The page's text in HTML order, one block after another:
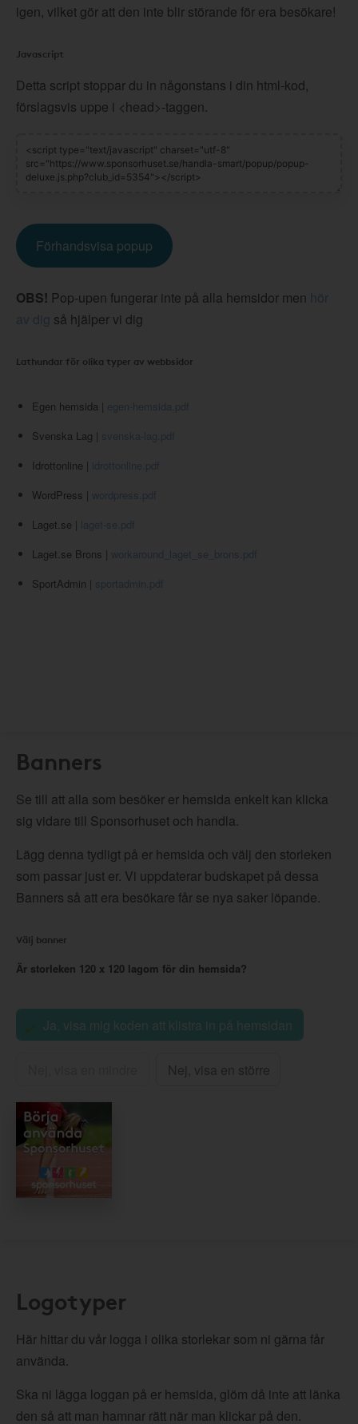
igen, vilket gör att den inte blir störande för era besökare!
Javascript
Detta script stoppar du in någonstans i din html-kod,
förslagsvis uppe i <head>-taggen.
Förhandsvisa popup
OBS! Pop-upen fungerar inte på alla hemsidor men
hör
av dig så hjälper vi dig
Lathundar för olika typer av webbsidor
Egen hemsida |
egen-hemsida.pdf
Svenska Lag |
svenska-lag.pdf
Idrottonline | idrottonline.pdf
WordPress | wordpress.pdf
Laget.se |
laget-se.pdf
Laget.se Brons | workaround_laget_se_brons.pdf
SportAdmin |
sportadmin.pdf
Banners
Se till att alla som besöker er hemsida enkelt kan klicka
sig vidare till Sponsorhuset och handla.
Lägg denna tydligt på er hemsida och välj den storleken
som passar just er. Vi uppdaterar budskapet på dessa
Banners så att era besökare får se nya saker löpande.
Välj banner
Är storleken 120 x 120 lagom för din hemsida?
Ja, visa mig koden att klistra in på hemsidan
Nej, visa en större
Logotyper
Här hittar du vår logga i olika storlekar som ni gärna får
använda.
Ska ni lägga loggan på er hemsida, glöm då inte att länka
den så att man hamnar rätt när man klickar på den.